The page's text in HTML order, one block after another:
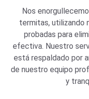
Nos
termitas, utilizando
probadas para
efectiva. Nuestro
está respaldado por
de nuestro equipo
y